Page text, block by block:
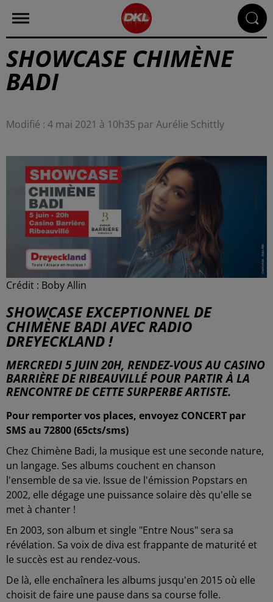
SHOWCASE CHIMÈNE
BADI
Modifié : 4 mai 2021 à 10h35 par Aurélie Schittly
Crédit : Boby Allin
SHOWCASE EXCEPTIONNEL DE
CHIMÈNE BADI AVEC RADIO
DREYECKLAND !
MERCREDI 5 JUIN 20H, RENDEZ-VOUS AU CASINO
BARRIÈRE DE RIBEAUVILLÉ POUR PARTIR À LA
RENCONTRE DE CETTE SURPERBE ARTISTE.
Pour remporter vos places, envoyez CONCERT par
SMS au 72800 (65cts/sms)
Chez Chimène Badi, la musique est une seconde nature,
un langage. Ses albums couchent en chanson
l'ensemble de sa vie. Issue de l'émission Popstars en
2002, elle dégage une puissance solaire dès qu'elle se
met à chanter !
En 2003, son album et single "Entre Nous" sera sa
révélation. Sa voix de diva est frappante de maturité et
le succès est au rendez-vous.
De là, elle enchaînera les albums jusqu'en 2015 où elle
choisit de faire une pause dans sa course folle.